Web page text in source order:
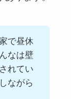
で昼休
なは壁
れてい
ながら